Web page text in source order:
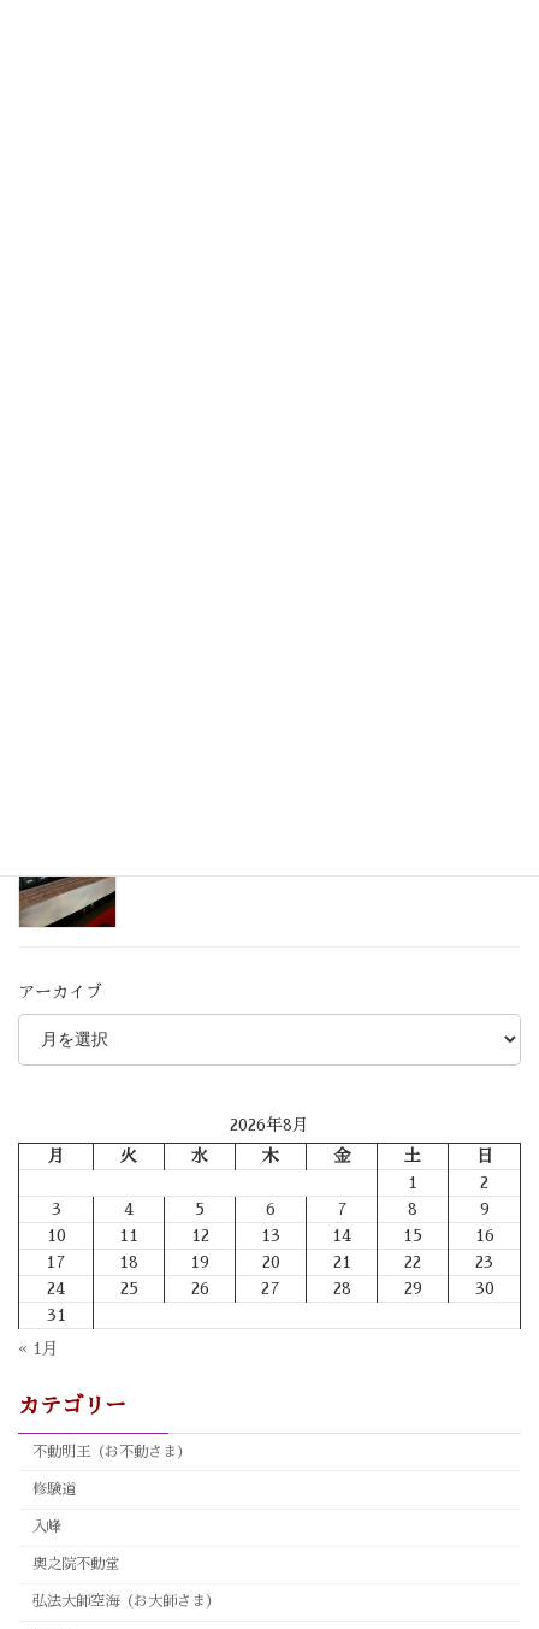
アーカイブ
2026年8月
月
火 水 木 金 土
日
1
2
3
4 5 6 7 8
9
10
11 12 13 14 15
16
17
18 19 20 21 22
23
24
25 26 27 28 29
30
31
« 1月
カテゴリー
不動明王（お不動さま）
修験道
入峰
奥之院不動堂
弘法大師空海（お大師さま）